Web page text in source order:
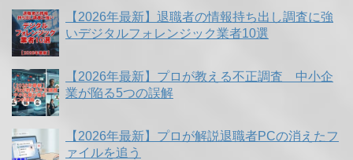
【2026年最新】退職者の情報持ち出し調査に強
いデジタルフォレンジック業者10選
【2026年最新】プロが教える不正調査 中小企
業が陥る5つの誤解
【2026年最新】プロが解説退職者PCの消えたフ
ァイルを追う